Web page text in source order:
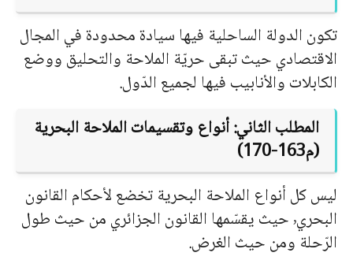
تكون الدولة الساحلية فيها سيادة محدودة في المجال
الاقتصادي حيث تبقى حريّة الملاحة والتحليق ووضع
الكابلات والأنابيب فيها لجميع الدّول.
المطلب الثاني: أنواع وتقسيمات الملاحة البحرية
(م163-170)
ليس كل أنواع الملاحة البحرية تخضع لأحكام القانون
البحري٬ حيث يقسّمها القانون الجزائري من حيث طول
الرّحلة ومن حيث الغرض.